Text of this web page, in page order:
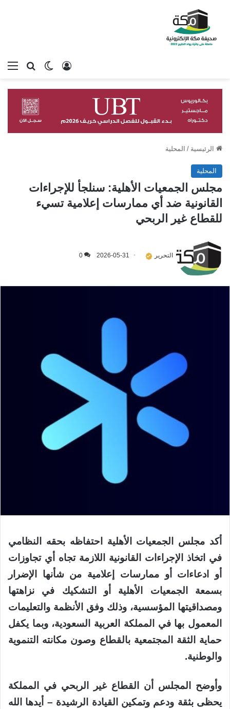
بحثالوضع
تسجيل الدخول
الرئيسية / المحلية
المحلية
مجلس الجمعيات الأهلية: سنلجأ للإجراءات
القانونية ضد أي ممارسات إعلامية تسيء
للقطاع غير الربحي
التحرير 2026-05-31
0
أكد مجلس الجمعيات الأهلية احتفاظه بحقه النظامي
في اتخاذ الإجراءات القانونية اللازمة تجاه أي تجاوزات
أو ادعاءات أو ممارسات إعلامية من شأنها الإضرار
بسمعة الجمعيات الأهلية أو التشكيك في نزاهتها
ومصداقيتها المؤسسية، وذلك وفق الأنظمة والتعليمات
المعمول بها في المملكة العربية السعودية، وبما يكفل
حماية الثقة المجتمعية بالقطاع وصون مكانته التنموية
والوطنية.
وأوضح المجلس أن القطاع غير الربحي في المملكة
يحظى بثقة ودعم وتمكين القيادة الرشيدة – أيدها الله